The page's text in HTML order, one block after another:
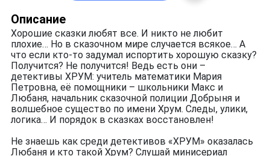
Описание
Хорошие сказки любят все. И никто не любит
плохие… Но в сказочном мире случается всякое… А
что если кто-то задумал испортить хорошую сказку?
Получится? Не получится! Ведь есть они –
детективы ХРУМ: учитель математики Мария
Петровна, её помощники – школьники Макс и
Любаня, начальник сказочной полиции Добрыня и
волшебное существо по имени Хрум. Следы, улики,
логика… И порядок в сказках восстановлен!
Не знаешь как среди детективов «ХРУМ» оказалась
Любаня и кто такой Хрум? Слушай минисериал